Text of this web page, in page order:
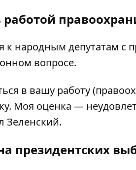
к народным депутатам с
вопросе.
в вашу работу
Моя оценка —
Зеленский.
президентских